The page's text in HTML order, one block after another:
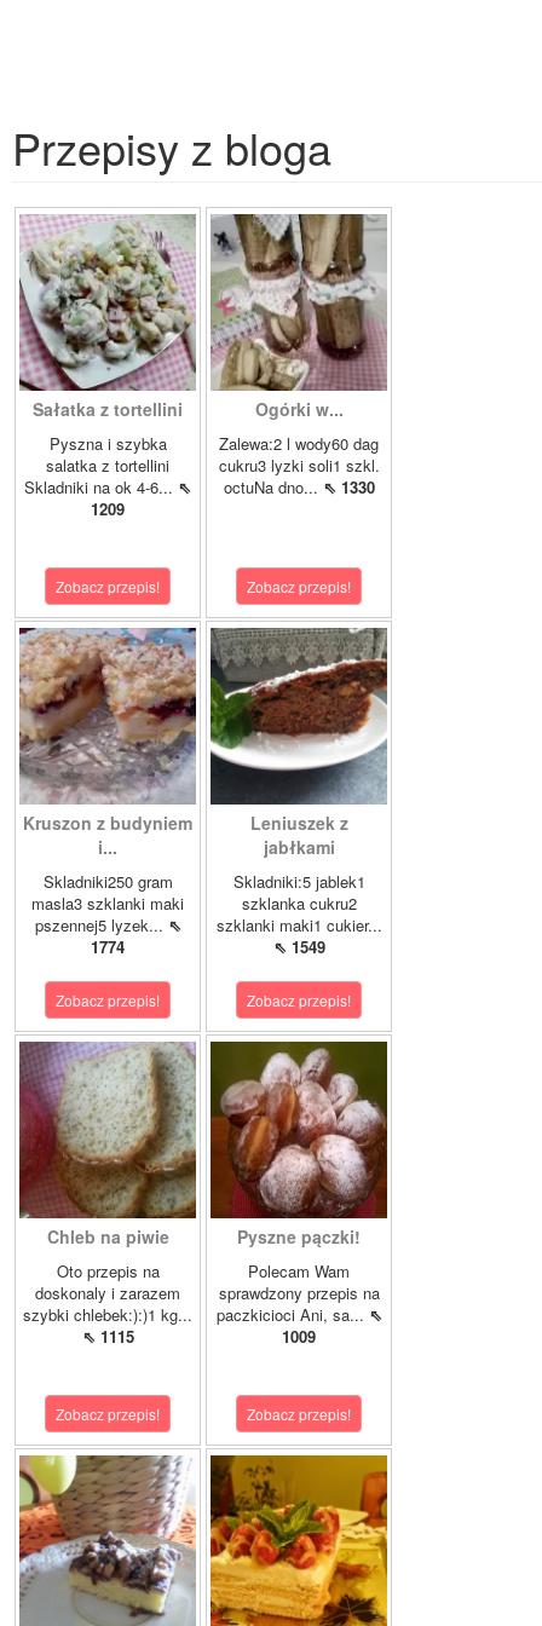
Przepisy z bloga
Sałatka z tortellini
Pyszna i szybka
salatka z tortellini
Skladniki na ok 4-6... ⇖
1209
Zobacz przepis!
Ogórki w...
Zalewa:2 l wody60 dag
cukru3 lyzki soli1 szkl.
octuNa dno... ⇖ 1330
Zobacz przepis!
Kruszon z budyniem
i...
Skladniki250 gram
masla3 szklanki maki
pszennej5 lyzek... ⇖
1774
Zobacz przepis!
Leniuszek z
jabłkami
Skladniki:5 jablek1
szklanka cukru2
szklanki maki1 cukier...
⇖ 1549
Zobacz przepis!
Chleb na piwie
Oto przepis na
doskonaly i zarazem
szybki chlebek:):)1 kg...
⇖ 1115
Zobacz przepis!
Pyszne pączki!
Polecam Wam
sprawdzony przepis na
paczkicioci Ani, sa... ⇖
1009
Zobacz przepis!